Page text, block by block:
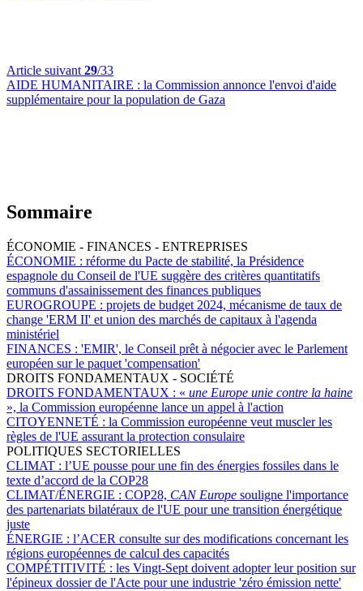
Article suivant 29/33
AIDE HUMANITAIRE : la Commission annonce l'envoi d'aide
supplémentaire pour la population de Gaza
Sommaire
ÉCONOMIE - FINANCES - ENTREPRISES
ÉCONOMIE : réforme du Pacte de stabilité, la Présidence
espagnole du Conseil de l'UE suggère des critères quantitatifs
communs d'assainissement des finances publiques
EUROGROUPE : projets de budget 2024, mécanisme de taux de
change 'ERM II' et union des marchés de capitaux à l'agenda
ministériel
FINANCES : 'EMIR', le Conseil prêt à négocier avec le Parlement
européen sur le paquet 'compensation'
DROITS FONDAMENTAUX - SOCIÉTÉ
DROITS FONDAMENTAUX : « une Europe unie contre la haine
», la Commission européenne lance un appel à l'action
CITOYENNETÉ : la Commission européenne veut muscler les
règles de l'UE assurant la protection consulaire
POLITIQUES SECTORIELLES
CLIMAT : l’UE pousse pour une fin des énergies fossiles dans le
texte d’accord de la COP28
CLIMAT/ÉNERGIE : COP28, CAN Europe souligne l'importance
des partenariats bilatéraux de l'UE pour une transition énergétique
juste
ÉNERGIE : l’ACER consulte sur des modifications concernant les
régions européennes de calcul des capacités
COMPÉTITIVITÉ : les Vingt-Sept doivent adopter leur position sur
l'épineux dossier de l'Acte pour une industrie 'zéro émission nette'